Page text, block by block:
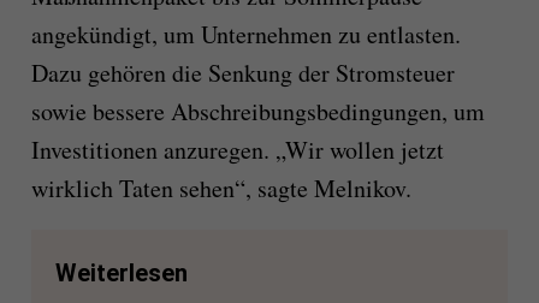
angekündigt, um Unternehmen zu entlasten.
Dazu gehören die Senkung der Stromsteuer
sowie bessere Abschreibungsbedingungen, um
Investitionen anzuregen. „Wir wollen jetzt
wirklich Taten sehen“, sagte Melnikov.
Weiterlesen